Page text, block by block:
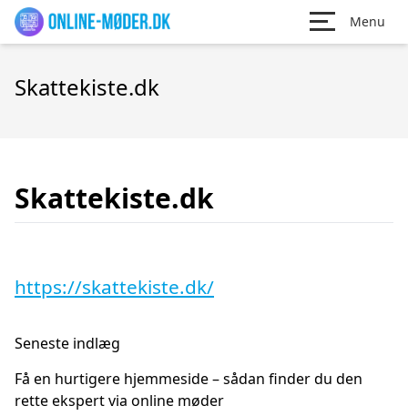
Menu
Skattekiste.dk
Skattekiste.dk
https://skattekiste.dk/
Seneste indlæg
Få en hurtigere hjemmeside – sådan finder du den
rette ekspert via online møder